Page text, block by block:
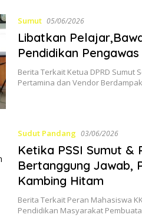
Sumut 05/06/2026
Libatkan
Pendidikan
Berita Terkait Ketua DPRD Sumut
Pertamina dan Vendor
Sudut Pandang 03/06/2026
Ketika PSSI Sumut &
Bertanggung Jawab,
Kambing Hitam
Berita Terkait Peran Mahasiswa
Pendidikan Masyarakat